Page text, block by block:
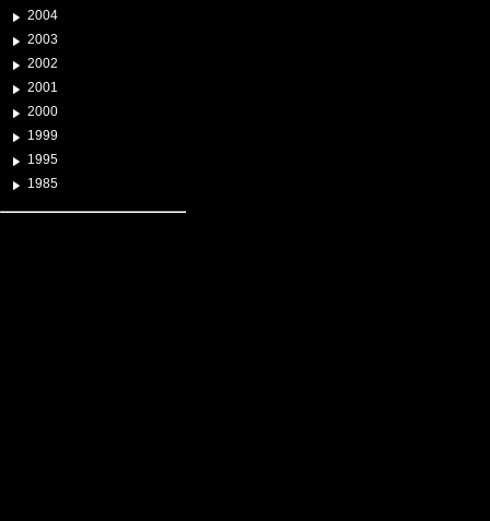
2004
2003
2002
2001
2000
1999
1995
1985